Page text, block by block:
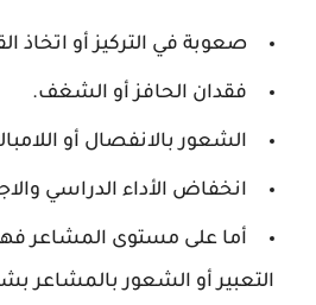
صعوبة في التركيز أو اتخاذ
فقدان الحافز أو الشغف.
الشعور بالانفصال أو
انخفاض الأداء الدراسي
أما على مستوى المشاعر
التعبير أو الشعور